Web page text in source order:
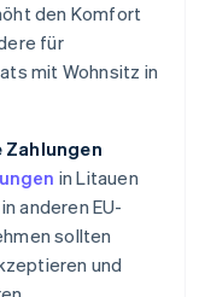
den Komfort
für
mit Wohnsitz in
in Litauen
anderen EU-
sollten
und